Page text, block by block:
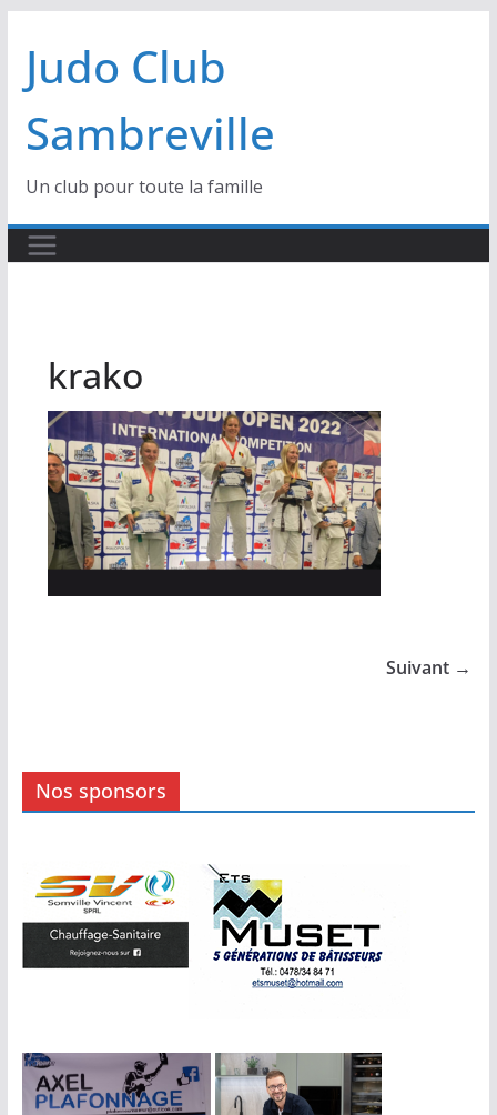
contenu
Judo Club
Sambreville
Un club pour toute la famille
krako
Suivant →
Nos sponsors